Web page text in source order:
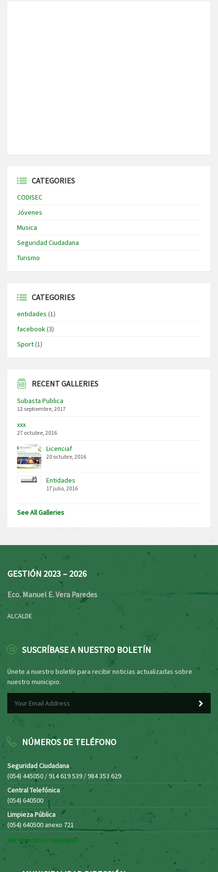
CATEGORIES
CODISEC
Jóvenes
Musica
Seguridad Ciudadana
Turismo
CATEGORIES
entidades (1)
facebook(3)
Sport(1)
RECENT GALLERIES
Subasta Publica
12 septiembre, 2017
xxx
27 octubre, 2016
Licenciaf
20 octubre, 2016
Entidades
17 julio, 2016
See All Galleries
GESTIÓN 2023 – 2026
Eco. Manuel E. Vera Paredes
ALCALDE
SUSCRÍBASE A NUESTRO BOLETÍN
Únete a nuestro boletín para recibir noticias actualizadas sobre
nuestro municipio.
NÚMEROS DE TELÉFONO
Seguridad Ciudadana
(054) 445050 / 914 619 539 / 984 353 629
Central Telefónica
(054) 640500
Limpieza Pública
(054) 640500 anexo 721
Ver directorio municipal